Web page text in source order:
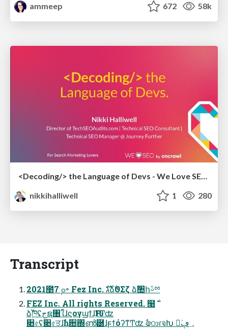
ammeep
672 58k
<Decoding/> the Language of Devs - We Love SEO 2024
nikkihalliwell
1 280
Transcript
2021೥7݄ ߋ৽ Fez Inc. גࣜձࣾϑΣζ ձࣾ঺հࢿྉ
FEZ Inc. All rights Reserved. ໨࣍
ձࣾ֓ཁʢجຊ৘ใɺϛογϣϯɺԊֵͳͲʣ
૊৫ʢ૊৫ਤɺࣾһ਺΍ൺ཰ɺϝϯόʔͳͲʣ ࣾ෩ɾจԽ ಇ͘؀ڥ